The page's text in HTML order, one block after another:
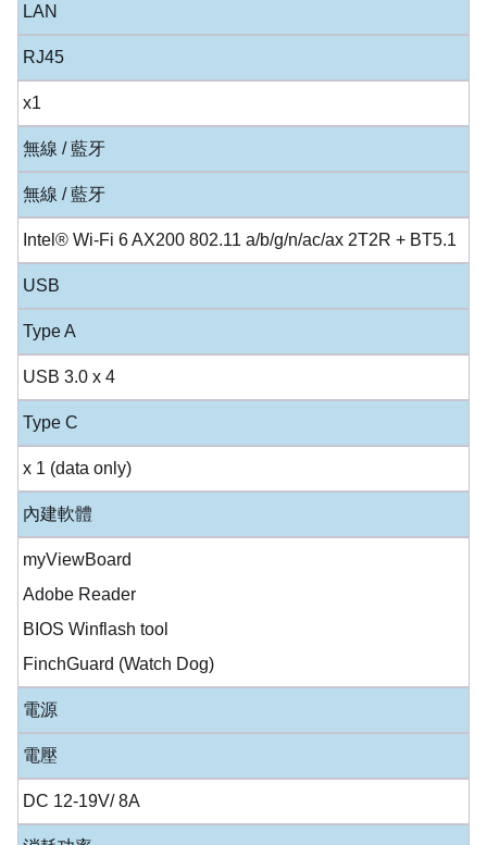
LAN
RJ45
x1
無線 / 藍牙
無線 / 藍牙
Intel® Wi-Fi 6 AX200 802.11 a/b/g/n/ac/ax 2T2R + BT5.1
USB
Type A
USB 3.0 x 4
Type C
x 1 (data only)
內建軟體
myViewBoard
Adobe Reader
BIOS Winflash tool
FinchGuard (Watch Dog)
電源
電壓
DC 12-19V/ 8A